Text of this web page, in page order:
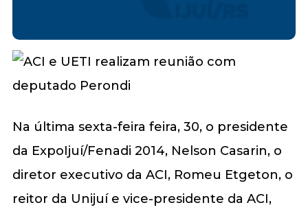
Na última sexta-feira feira, 30, o presidente
da ExpoIjuí/Fenadi 2014, Nelson Casarin, o
diretor executivo da ACI, Romeu Etgeton, o
reitor da Unijuí e vice-presidente da ACI,